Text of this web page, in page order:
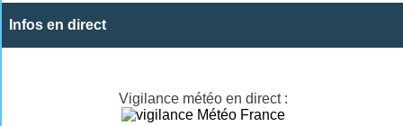
Infos en direct
Vigilance météo en direct :